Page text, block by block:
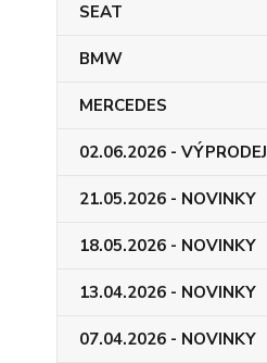
SEAT
BMW
MERCEDES
02.06.2026 - VÝPRODEJ
21.05.2026 - NOVINKY
18.05.2026 - NOVINKY
13.04.2026 - NOVINKY
07.04.2026 - NOVINKY